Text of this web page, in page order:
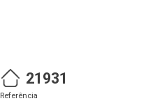
21931
Referência